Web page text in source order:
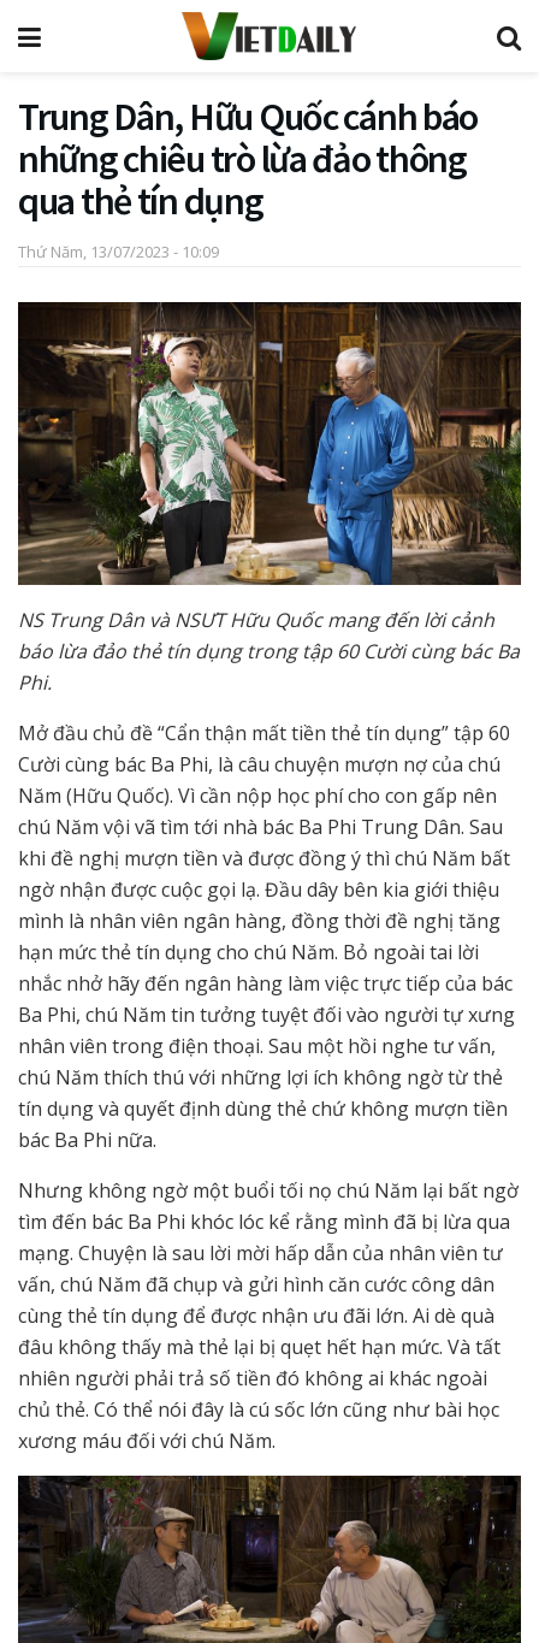
Trung Dân, Hữu Quốc cánh báo
những chiêu trò lừa đảo thông
qua thẻ tín dụng
Thứ Năm, 13/07/2023 - 10:09
NS Trung Dân và NSƯT Hữu Quốc mang đến lời cảnh
báo lừa đảo thẻ tín dụng trong tập 60 Cười cùng bác Ba
Phi.
Mở đầu chủ đề “Cẩn thận mất tiền thẻ tín dụng” tập 60
Cười cùng bác Ba Phi, là câu chuyện mượn nợ của chú
Năm (Hữu Quốc). Vì cần nộp học phí cho con gấp nên
chú Năm vội vã tìm tới nhà bác Ba Phi Trung Dân. Sau
khi đề nghị mượn tiền và được đồng ý thì chú Năm bất
ngờ nhận được cuộc gọi lạ. Đầu dây bên kia giới thiệu
mình là nhân viên ngân hàng, đồng thời đề nghị tăng
hạn mức thẻ tín dụng cho chú Năm. Bỏ ngoài tai lời
nhắc nhở hãy đến ngân hàng làm việc trực tiếp của bác
Ba Phi, chú Năm tin tưởng tuyệt đối vào người tự xưng
nhân viên trong điện thoại. Sau một hồi nghe tư vấn,
chú Năm thích thú với những lợi ích không ngờ từ thẻ
tín dụng và quyết định dùng thẻ chứ không mượn tiền
bác Ba Phi nữa.
Nhưng không ngờ một buổi tối nọ chú Năm lại bất ngờ
tìm đến bác Ba Phi khóc lóc kể rằng mình đã bị lừa qua
mạng. Chuyện là sau lời mời hấp dẫn của nhân viên tư
vấn, chú Năm đã chụp và gửi hình căn cước công dân
cùng thẻ tín dụng để được nhận ưu đãi lớn. Ai dè quà
đâu không thấy mà thẻ lại bị quẹt hết hạn mức. Và tất
nhiên người phải trả số tiền đó không ai khác ngoài
chủ thẻ. Có thể nói đây là cú sốc lớn cũng như bài học
xương máu đối với chú Năm.